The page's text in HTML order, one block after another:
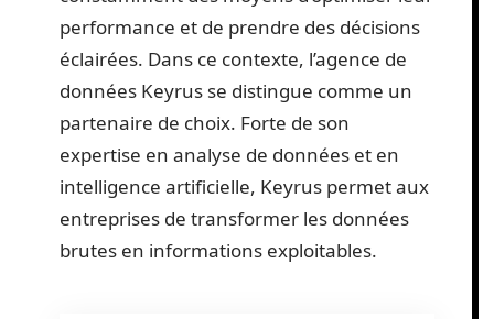
performance et de prendre des décisions
éclairées. Dans ce contexte, l’agence de
données Keyrus se distingue comme un
partenaire de choix. Forte de son
expertise en analyse de données et en
intelligence artificielle, Keyrus permet aux
entreprises de transformer les données
brutes en informations exploitables.